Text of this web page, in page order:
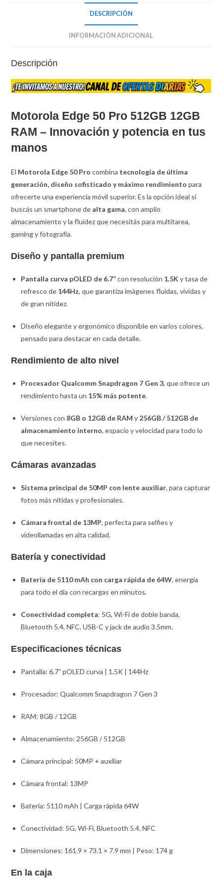
DESCRIPCIÓN
INFORMACIÓN ADICIONAL
Descripción
Motorola Edge 50 Pro 512GB 12GB
RAM – Innovación y potencia en tus
manos
El Motorola Edge 50 Pro combina tecnología de última
generación, diseño sofisticado y máximo rendimiento para
ofrecerte una experiencia móvil superior. Es la opción ideal si
buscás un smartphone de alta gama, con amplio
almacenamiento y la fluidez que necesitás para multitarea,
gaming y fotografía.
Diseño y pantalla premium
Pantalla curva pOLED de 6.7”con resolución 1.5K y tasa de
refresco de 144Hz, que garantiza imágenes fluidas, vívidas y
de gran nitidez.
Diseño elegante y ergonómico disponible en varios colores,
pensado para destacar en cada detalle.
Rendimiento de alto nivel
Procesador Qualcomm Snapdragon 7 Gen 3, que ofrece un
rendimiento hasta un 15% más potente.
Versiones con 8GB o 12GB de RAM y 256GB / 512GB de
almacenamiento interno, espacio y velocidad para todo lo
que necesites.
Cámaras avanzadas
Sistema principal de 50MP con lente auxiliar, para capturar
fotos más nítidas y profesionales.
Cámara frontal de 13MP, perfecta para selfies y
videollamadas en alta calidad.
Batería y conectividad
Batería de 5110 mAh con carga rápida de 64W, energía
para todo el día con recargas en minutos.
Conectividad completa: 5G, Wi-Fi de doble banda,
Bluetooth 5.4, NFC, USB-C y jack de audio 3.5mm.
Especificaciones técnicas
Pantalla: 6.7” pOLED curva | 1.5K | 144Hz
Procesador: Qualcomm Snapdragon 7 Gen 3
RAM: 8GB / 12GB
Almacenamiento: 256GB / 512GB
Cámara principal: 50MP + auxiliar
Cámara frontal: 13MP
Batería: 5110 mAh | Carga rápida 64W
Conectividad: 5G, Wi-Fi, Bluetooth 5.4, NFC
Dimensiones: 161.9 × 73.1 × 7.9 mm | Peso: 174 g
En la caja